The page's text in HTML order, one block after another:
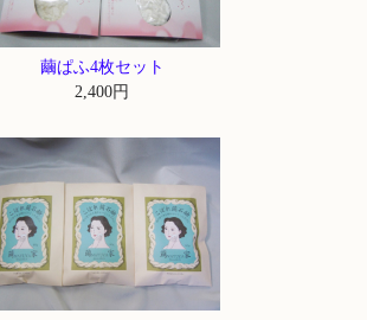
繭ぱふ4枚セット
2,400円